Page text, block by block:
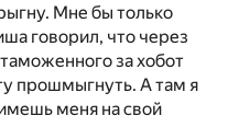
Мне бы только
говорил, что через
за хобот
прошмыгнуть. А там я
меня на свой